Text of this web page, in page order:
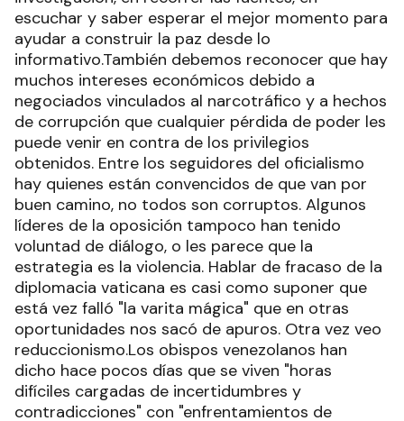
escuchar y saber esperar el mejor momento para
ayudar a construir la paz desde lo
informativo.También debemos reconocer que hay
muchos intereses económicos debido a
negociados vinculados al narcotráfico y a hechos
de corrupción que cualquier pérdida de poder les
puede venir en contra de los privilegios
obtenidos. Entre los seguidores del oficialismo
hay quienes están convencidos de que van por
buen camino, no todos son corruptos. Algunos
líderes de la oposición tampoco han tenido
voluntad de diálogo, o les parece que la
estrategia es la violencia. Hablar de fracaso de la
diplomacia vaticana es casi como suponer que
está vez falló "la varita mágica" que en otras
oportunidades nos sacó de apuros. Otra vez veo
reduccionismo.Los obispos venezolanos han
dicho hace pocos días que se viven "horas
difíciles cargadas de incertidumbres y
contradicciones" con "enfrentamientos de